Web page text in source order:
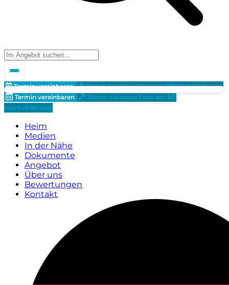
Termin vereinbaren Bieten Sie einen Preis an!
Wertschätzung
Termin vereinbaren
Bieten Sie einen Preis an!
Wertschätzung
Heim
Medien
In der Nähe
Dokumente
Angebot
Über uns
Bewertungen
Kontakt